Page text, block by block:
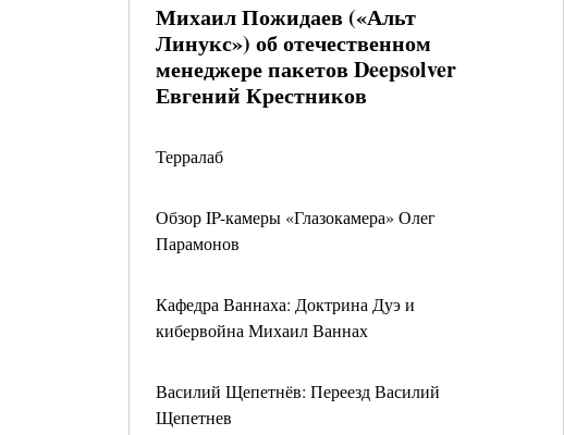
Михаил Пожидаев («Альт
Линукс») об отечественном
менеджере пакетов Deepsolver
Евгений Крестников
Терралаб
Обзор IP-камеры «Глазокамера» Олег
Парамонов
Кафедра Ваннаха: Доктрина Дуэ и
кибервойна Михаил Ваннах
Василий Щепетнёв: Переезд Василий
Щепетнев